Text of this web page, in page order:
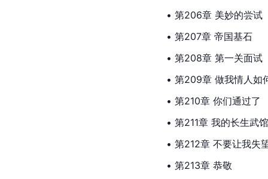
• 第206章 美妙的尝试
• 第207章 帝国基石
• 第208章 第一关面试
• 第209章 做我情人如
• 第210章 你们通过了
• 第211章 我的长生武馆
• 第212章 不要让我失
• 第213章 恭敬